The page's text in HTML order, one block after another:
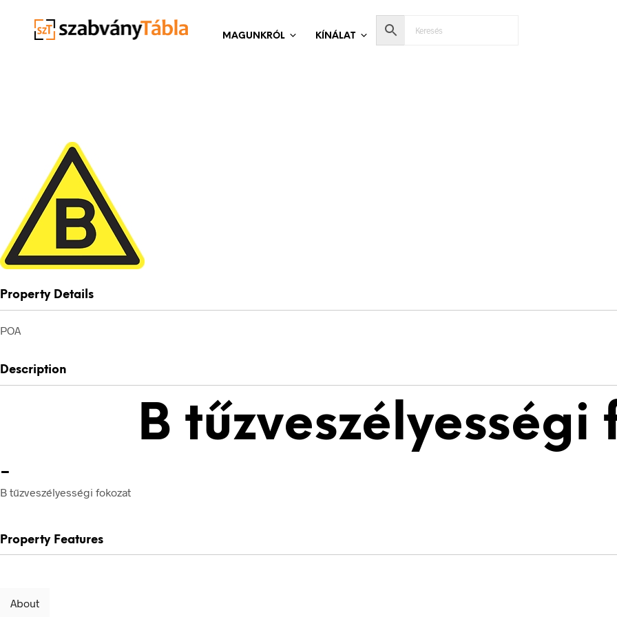
MAGUNKRÓL KÍNÁLAT
Property Details
POA
Description
B tűzveszélyességi
-
B tűzveszélyességi fokozat
Property Features
About